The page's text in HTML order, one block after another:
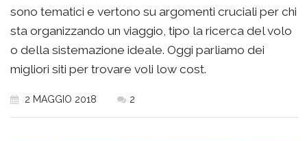
sono tematici e vertono su argomenti cruciali per chi
sta organizzando un viaggio, tipo la ricerca del volo
o della sistemazione ideale. Oggi parliamo dei
migliori siti per trovare voli low cost.
2 MAGGIO 2018 2